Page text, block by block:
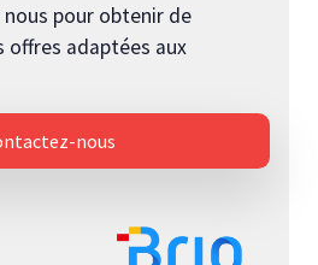
nous pour obtenir de
offres adaptées aux
nous